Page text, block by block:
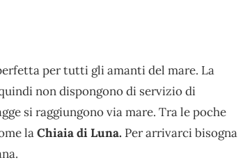
per tutti gli amanti del mare. La
non dispongono di servizio di
si raggiungono via mare. Tra le poche
laChiaia di Luna. Per arrivarci bisogna